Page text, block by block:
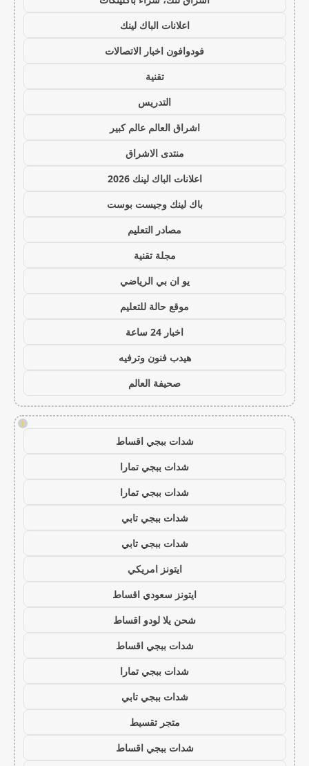
اعلانات الباك لينك
فودوافون اخبار الاتصالات
تقنية
التدريس
اشراق العالم عالم كبير
منتدى الاشراق
اعلانات الباك لينك 2026
باك لينك وجيست بوست
مصادر التعليم
مجلة تقنية
يو ان بي الرياضي
موقع حالة للتعليم
اخبار 24 ساعة
هيدب فنون وترفيه
صحيفة العالم
!
شدات ببجي اقساط
شدات ببجي تمارا
شدات ببجي تمارا
شدات ببجي تابي
شدات ببجي تابي
ايتونز امريكي
ايتونز سعودي اقساط
شحن يلا لودو اقساط
شدات ببجي اقساط
شدات ببجي تمارا
شدات ببجي تابي
متجر تقسيط
شدات ببجي اقساط